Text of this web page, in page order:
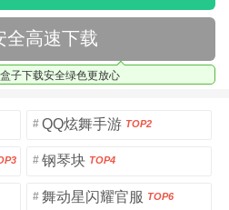
全高速下载
子下载安全绿色更放心
# QQ炫舞手游 TOP2
# 钢琴块 TOP4
# 舞动星闪耀官服 TOP6